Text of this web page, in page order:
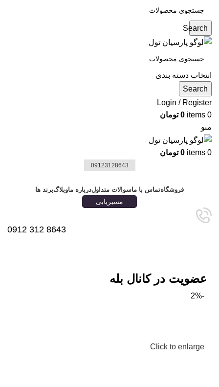
Search
انتخاب دسته بندی
Search
Login / Register
0
items
0 تومان
منو
0
items
0 تومان
09123128643
فروشگاهتماس با ماسوالات متداولدرباره ماوبلاگبرند ها
مسیریابی
8643 312 0912
عضویت در کانال بله
-2%
Click to enlarge